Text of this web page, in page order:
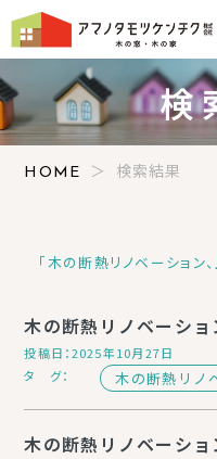
検
HOME 検索結果
「木の断熱リノベーショ
木の断熱リノベーシ
投稿日：2025年10月27日
タ グ：
木の断熱リノ
木の断熱リノベーショ